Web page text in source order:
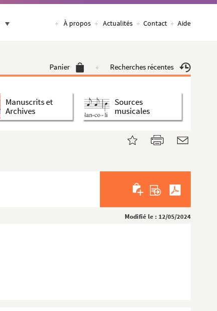
À propos Actualités Contact Aide
Panier Recherches récentes
Manuscrits et
Archives
Sources
musicales
Modifié le : 12/05/2024